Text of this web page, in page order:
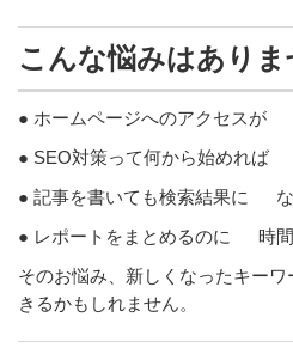
こんな悩みはありま
● ホームページへのアクセスが
● SEO対策って何から始めれば
● 記事を書いても検索結果に な
● レポートをまとめるのに 時間
そのお悩み、新しくなったキー
きるかもしれません。